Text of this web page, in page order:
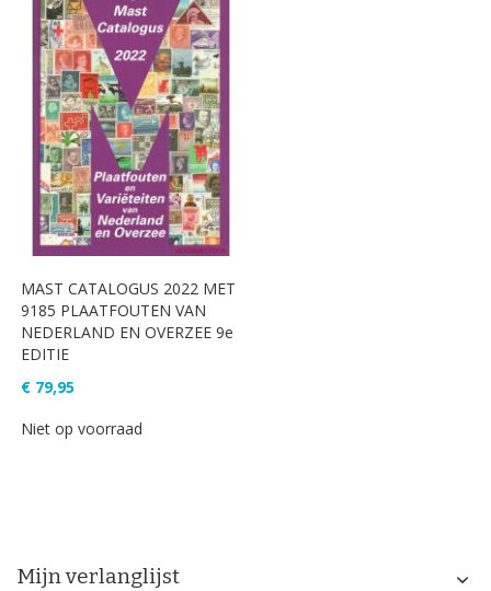
MAST CATALOGUS 2022 MET
9185 PLAATFOUTEN VAN
NEDERLAND EN OVERZEE 9e
EDITIE
€ 79,95
Niet op voorraad
Mijn verlanglijst